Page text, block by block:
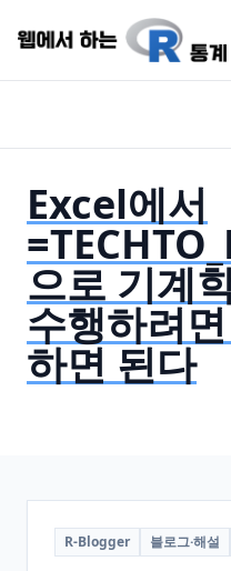
Excel에서
으로 기계
수행하려
하면 된다
R-Blogger 블로그·해설